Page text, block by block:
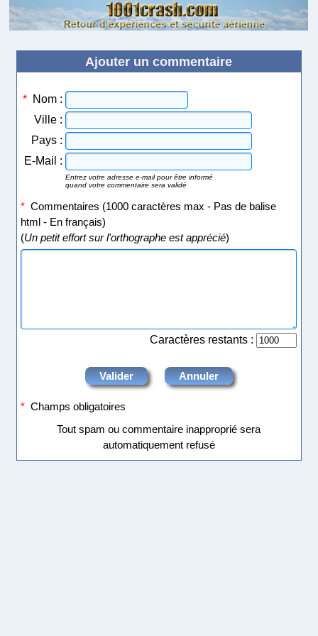
Ajouter un commentaire
* Nom :
Ville :
Pays :
E-Mail :
Entrez votre adresse e-mail pour être informé
quand votre commentaire sera validé
* Commentaires (1000 caractères max - Pas de balise
html - En français)
(Un petit effort sur l'orthographe est apprécié)
Caractères restants :
* Champs obligatoires
Tout spam ou commentaire inapproprié sera
automatiquement refusé